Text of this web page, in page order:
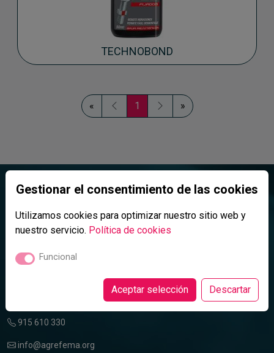
TECHNOBOND
« 1 »
Principe de Vergara, 74, 1º Dcha | 28006 Madrid
915 610 330
info@agrefema.org
Gestionar el consentimiento de las cookies
Utilizamos cookies para optimizar nuestro sitio web y
nuestro servicio. Política de cookies
Funcional
Aceptar selección Descartar